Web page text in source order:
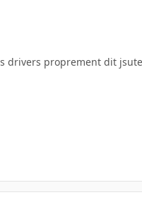
drivers proprement dit